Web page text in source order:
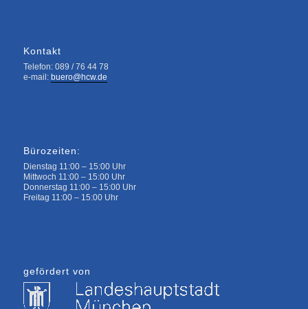
Kontakt
Telefon: 089 / 76 44 78
e-mail: buero@hcw.de
Bürozeiten:
Dienstag 11:00 – 15:00 Uhr
Mittwoch 11:00 – 15:00 Uhr
Donnerstag 11:00 – 15:00 Uhr
Freitag 11:00 – 15:00 Uhr
gefördert von